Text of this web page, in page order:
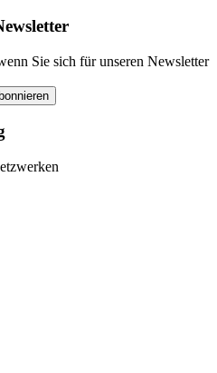
Sie sich für unseren Newsletter